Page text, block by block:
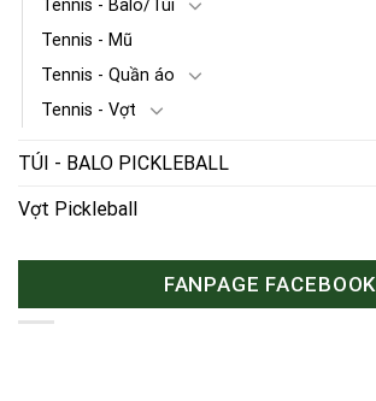
Tennis - Balo/Túi
Tennis - Mũ
Tennis - Quần áo
Tennis - Vợt
TÚI - BALO PICKLEBALL
Vợt Pickleball
FANPAGE FACEBOOK